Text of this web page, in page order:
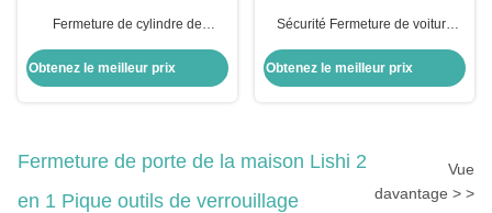
Fermeture de cylindre de
d'allumage Honda Civic
Fermeture pour voiture Honda
Obtenez le meilleur prix
Sécurité Fermeture de voiture
arrière cylindrique Pour le
Obtenez le meilleur prix
Fermeture de porte de la maison Lishi 2
en 1 Pique outils de verrouillage
Vue
davantage > >